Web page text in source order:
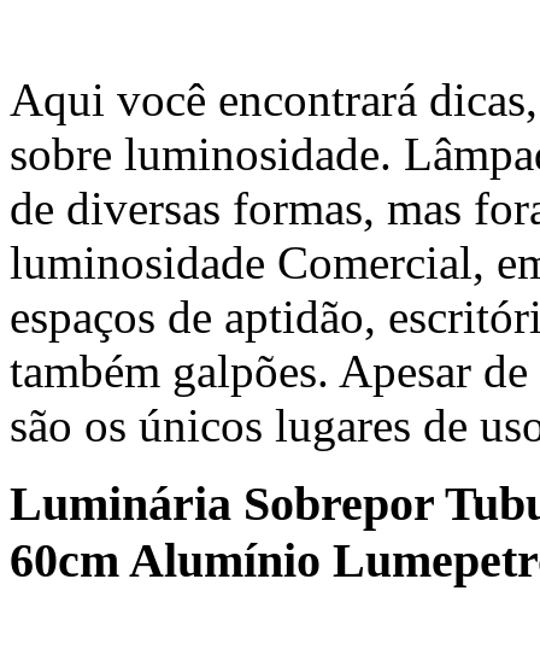
Aqui você encontrará
sobre luminosidade.
de diversas formas, mas
luminosidade Comercial,
espaços de aptidão,
também galpões. Apesar
são os únicos lugares de
Luminária Sobrepor
60cm Alumínio